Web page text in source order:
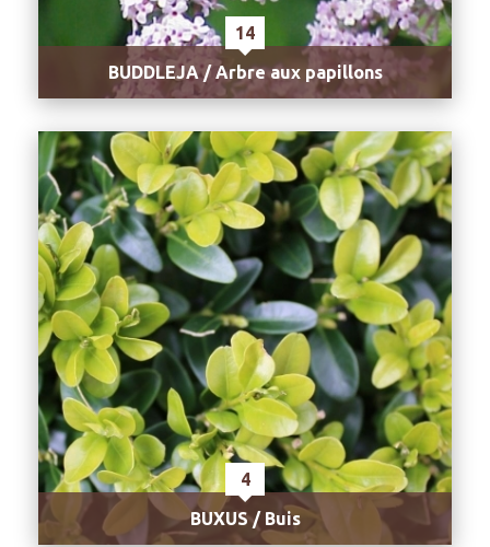
14
BUDDLEJA / Arbre aux papillons
4
BUXUS / Buis